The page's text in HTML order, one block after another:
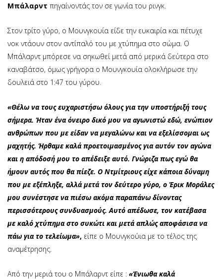
Μπάλαρντ πηγαίνοντάς τον σε γωνία του ρινγκ.
Στον τρίτο γύρο, ο Μουνγκουία είδε την ευκαιρία και πέτυχε
νοκ ντάουν στον αντίπαλό του με χτύπημα στο σώμα. Ο
Μπάλαρντ μπόρεσε να σηκωθεί μετά από μερικά δεύτερα στο
καναβάτσο, όμως γρήγορα ο Μουνγκουία ολοκλήρωσε την
δουλειά στο 1:47 του γύρου.
«Θέλω να τους ευχαριστήσω όλους για την υποστήριξή τους
σήμερα. Ήταν ένα όνειρο δικό μου να αγωνιστώ εδώ, ενώπιον
ανθρώπων που με είδαν να μεγαλώνω και να εξελίσσομαι ως
μαχητής. Ήρθαμε καλά προετοιμασμένος για αυτόν τον αγώνα
και η απόδοσή μου το απέδειξε αυτό. Γνώριζα πως εγώ θα
ήμουν αυτός που θα πίεζε. Ο Ντμίτριους είχε κάποια δύναμη
που με εξέπληξε, αλλά μετά τον δεύτερο γύρο, ο Έρικ Μοράλες
μου συνέστησε να πιέσω ακόμα παραπάνω δίνοντας
περισσότερους συνδυασμούς. Αυτό απέδωσε, τον κατέβασα
με καλό χτύπημα στο συκώτι και μετά απλώς αποφάσισα να
πάω για το τελείωμα», είπε ο Μουνγκούια με το τέλος της
αναμέτρησης.
Από την μεριά του ο Μπάλαρντ είπε : «Ένιωθα καλά